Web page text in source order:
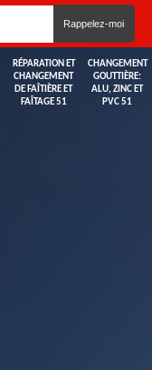
RÉPARATION ET
CHANGEMENT
DE FAÎTIÈRE ET
FAÎTAGE 51
CHANGEMENT
GOUTTIÈRE:
ALU, ZINC ET
PVC 51